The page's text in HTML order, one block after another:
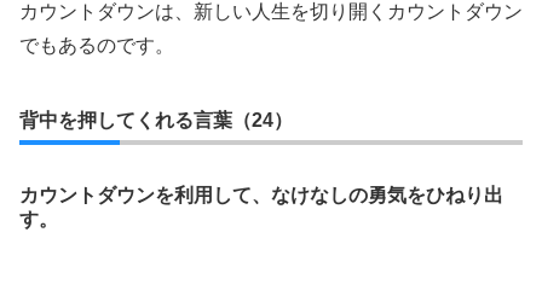
カウントダウンは、新しい人生を切り開くカウントダウン
でもあるのです。
背中を押してくれる言葉（24）
カウントダウンを利用して、なけなしの勇気をひねり出
す。